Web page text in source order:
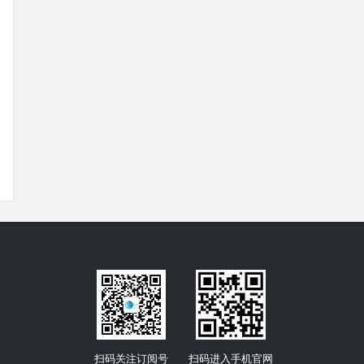
扫码关注订阅号
扫码进入手机官网